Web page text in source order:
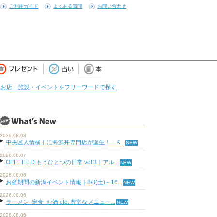
ご利用ガイド よくある質問 お問い合わせ
お店・施設・イベントをフリーワードで探す
2026.08.08
中央区人情横丁に海鮮丼専門店が誕生！「K...
2026.08.07
OFF FIELD もうひとつの日常 vol.3｜アル...
2026.08.06
お盆期間の新潟イベント情報｜8/8(土)～16...
2026.08.06
ラーメン･定食･お酒 etc. 豊富なメニュー...
2026.08.05